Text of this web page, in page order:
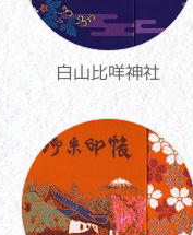
白山比咩神社